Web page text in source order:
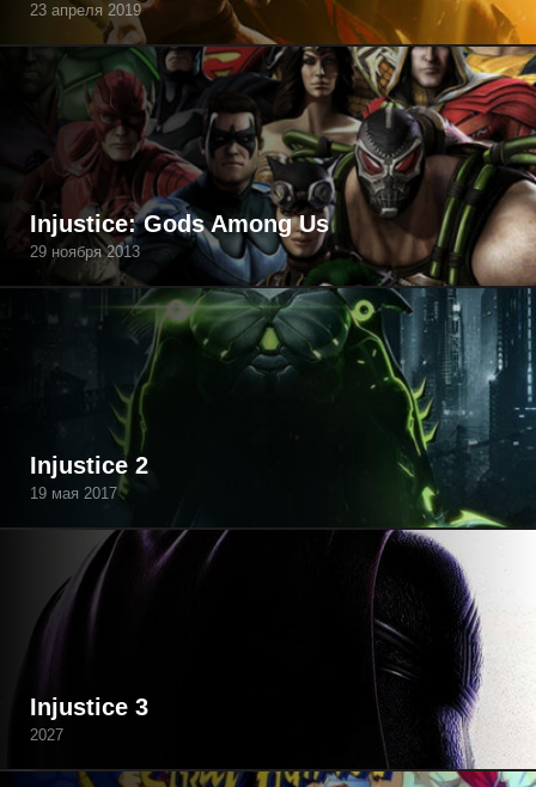
23 апреля 2019
Injustice: Gods Among Us
29 ноября 2013
Injustice 2
19 мая 2017
Injustice 3
2027